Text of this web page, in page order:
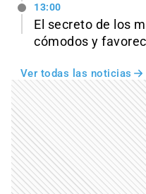
13:00
El secreto de los
cómodos y
Ver todas las noticias